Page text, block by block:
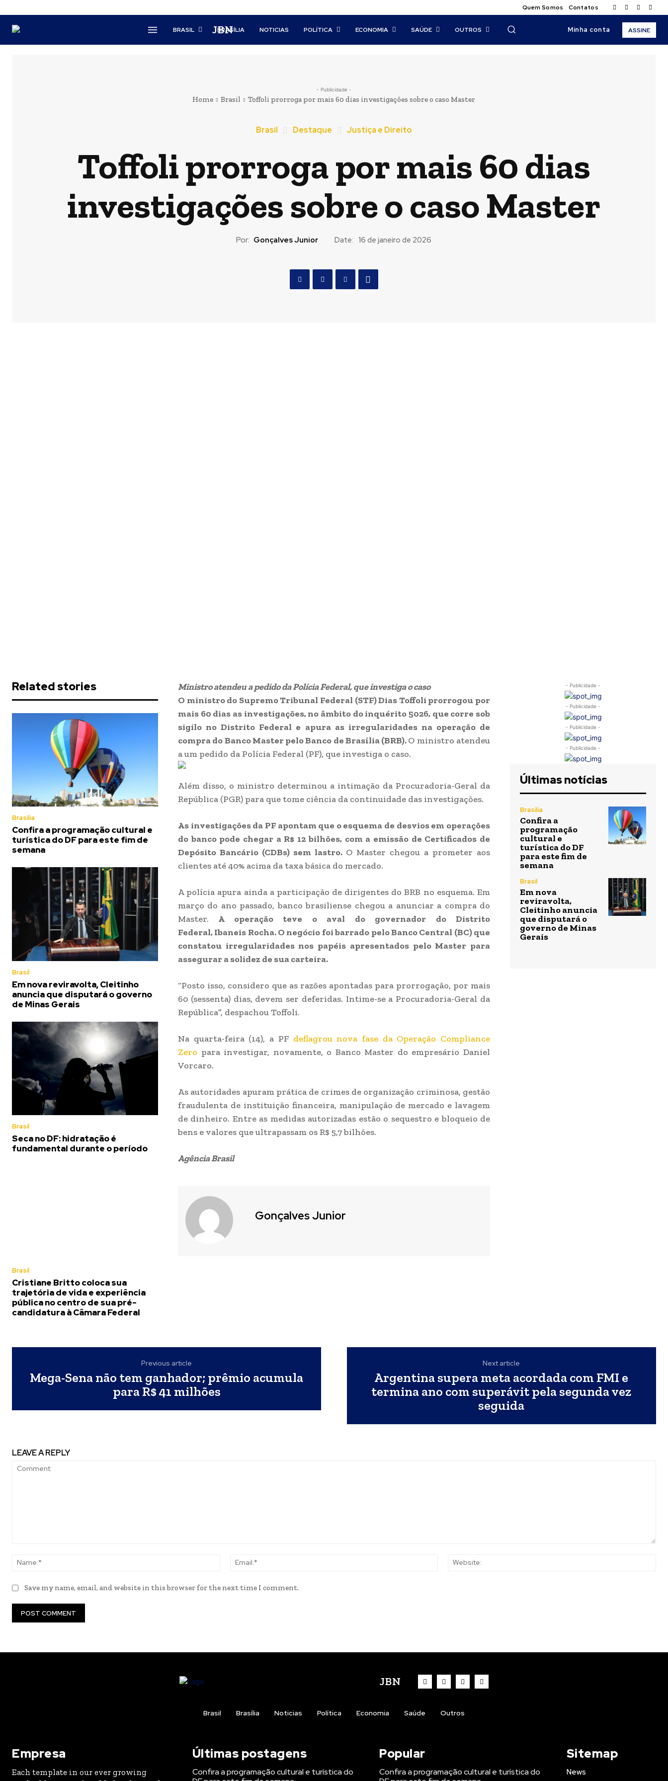
Quem Somos Contatos
JBN
BRASIL BRASÍLIA NOTICIAS POLÍTICA ECONOMIA SAÚDE OUTROS Minha conta ASSINE
- Publicidade -
Home Brasil Toffoli prorroga por mais 60 dias investigações sobre o caso Master
Brasil Destaque Justiça e Direito
Toffoli prorroga por mais 60 dias
investigações sobre o caso Master
Por: Gonçalves Junior Date: 16 de janeiro de 2026
Related stories
Brasília
Confira a programação cultural e
turística do DF para este fim de
semana
Brasil
Em nova reviravolta, Cleitinho
anuncia que disputará o governo
de Minas Gerais
Brasil
Seca no DF: hidratação é
fundamental durante o período
Brasil
Cristiane Britto coloca sua
trajetória de vida e experiência
pública no centro de sua pré-
candidatura à Câmara Federal
Ministro atendeu a pedido da Polícia Federal, que investiga o caso
O ministro do Supremo Tribunal Federal (STF) Dias Toffoli prorrogou por
mais 60 dias as investigações, no âmbito do inquérito 5026, que corre sob
sigilo no Distrito Federal e apura as irregularidades na operação de
compra do Banco Master pelo Banco de Brasília (BRB).O ministro atendeu
a um pedido da Polícia Federal (PF), que investiga o caso.
Além disso, o ministro determinou a intimação da Procuradoria-Geral da
República (PGR) para que tome ciência da continuidade das investigações.
As investigações da PF apontam que o esquema de desvios em operações
do banco pode chegar a R$ 12 bilhões, com a emissão de Certificados de
Depósito Bancário (CDBs) sem lastro. O Master chegou a prometer aos
clientes até 40% acima da taxa básica do mercado.
A polícia apura ainda a participação de dirigentes do BRB no esquema. Em
março do ano passado, banco brasiliense chegou a anunciar a compra do
Master. A operação teve o aval do governador do Distrito
Federal, Ibaneis Rocha. O negócio foi barrado pelo Banco Central (BC) que
constatou irregularidades nos papéis apresentados pelo Master para
assegurar a solidez de sua carteira.
“Posto isso, considero que as razões apontadas para prorrogação, por mais
60 (sessenta) dias, devem ser deferidas. Intime-se a Procuradoria-Geral da
República”, despachou Toffoli.
Na quarta-feira (14), a PF deflagrou nova fase da Operação Compliance
Zero para investigar, novamente, o Banco Master do empresário Daniel
Vorcaro.
As autoridades apuram prática de crimes de organização criminosa, gestão
fraudulenta de instituição financeira, manipulação de mercado e lavagem
de dinheiro. Entre as medidas autorizadas estão o sequestro e bloqueio de
bens e valores que ultrapassam os R$ 5,7 bilhões.
Agência Brasil
Gonçalves Junior
- Publicidade -
- Publicidade -
- Publicidade -
- Publicidade -
Últimas notícias
Brasília
Confira a
programação
cultural e
turística do DF
para este fim de
semana
Brasil
Em nova
reviravolta,
Cleitinho anuncia
que disputará o
governo de Minas
Gerais
Previous article
Mega-Sena não tem ganhador; prêmio acumula
para R$ 41 milhões
Next article
Argentina supera meta acordada com FMI e
termina ano com superávit pela segunda vez
seguida
LEAVE A REPLY
Name:*
Email:*
Save my name, email, and website in this browser for the next time I comment.
JBN
Brasil Brasília Noticias Política Economia Saúde Outros
Empresa
Each template in our ever growing
Últimas postagens
Confira a programação cultural e turística do
Popular
Confira a programação cultural e turística do
Sitemap
News